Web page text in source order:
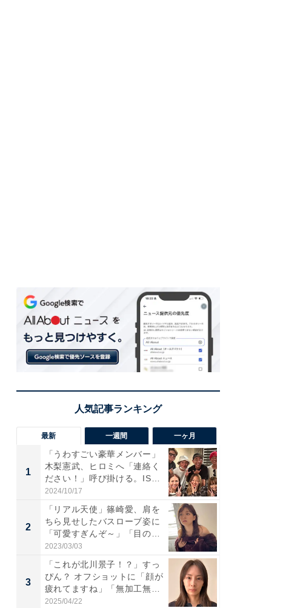
最新 一週間 一ヶ月
1
「うわすごい豪華メンバー」
木梨憲武、ヒロミへ「連絡く
ださい！」呼び掛ける。IS
S...
2024/10/17
2
「リアル天使」篠崎愛、肩を
ちら見せしたバスローブ姿に
「可愛すぎんぞ～」「目の表
情...
2023/03/03
3
「これが北川景子！？」すっ
ぴん？ オフショットに「顔が
疲れてますね」「無加工無
表...
2025/04/22